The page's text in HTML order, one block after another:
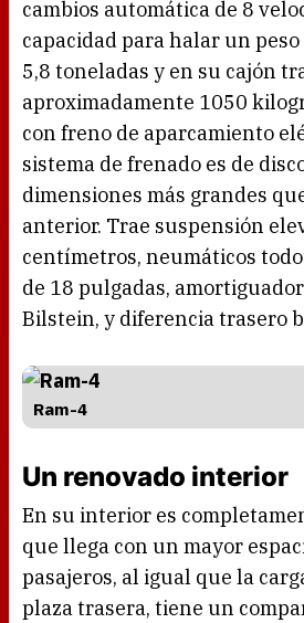
cambios automática de 8
capacidad para halar un
5,8 toneladas y en su cajón
aproximadamente 1050
con freno de aparcamiento
sistema de frenado es de
dimensiones más grandes
anterior. Trae suspensión
centímetros, neumáticos
de 18 pulgadas,
Bilstein, y diferencia trasero
Ram-4
Un renovado interior
En su interior es
que llega con un mayor
pasajeros, al igual que la
plaza trasera, tiene un